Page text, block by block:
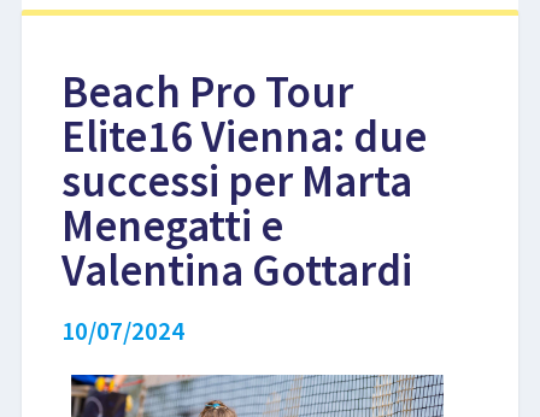
COMPETIZIONI
EVENTI
LIBRI
Beach Pro Tour
Elite16 Vienna: due
successi per Marta
Menegatti e
Valentina Gottardi
10/07/2024